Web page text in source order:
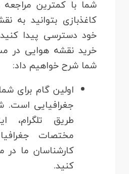
شما با کمترین مراجعه
کاغذبازی بتوانید به
خود دسترسی پیدا
خرید نقشه هوایی در
شما شرح خواهیم داد:
اولین گام برای
جغرافیایی است.
طریق تلگرام،
مختصات
کارشناسان ما
کنید.